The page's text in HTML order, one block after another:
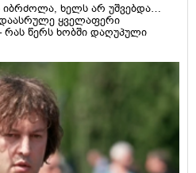
იბრძოლა, ხელს არ უშვებდა…
დაასრულე ყველაფერი
წერს ხობში დაღუპული